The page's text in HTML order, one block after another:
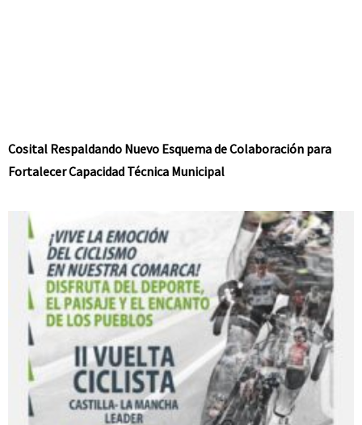
Cosital Respaldando Nuevo Esquema de Colaboración para
Fortalecer Capacidad Técnica Municipal